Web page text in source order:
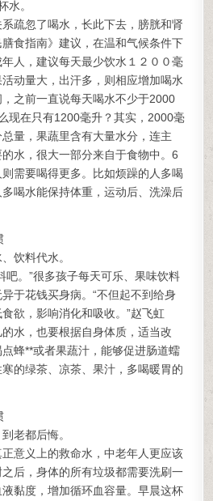
水。
系疏忽了喝水，长此下去，膀胱和肾
食指南》建议，在温和气候条件下
人，建议每天最少饮水１２００毫
动量大，出汗多，则相应增加喝水
之前一直说每天喝水不少于2000
现在只有1200毫升？其实，2000毫
量，果蔬里含有大量水分，连主
水，很大一部分来自于食物中。6
需要喝得更多。比如烦躁的人多喝
喝水能保持体重，运动后、洗澡后
饮料代水。
吧。”很多孩子每天可乐、果味饮料
于花钱买身病。“不但起不到给身
欲，影响消化和吸收。”赵飞虹
水，也要根据自身体质，适当改
蜂**或者果蔬汁，能够促进肠道蠕
的绿茶、凉茶、果汁，多喝暖胃的
老都后悔。
意义上的救命水，中老年人更应该
后，身体的所有垃圾都需要洗刷一
黏度，增加循环血容量。早晨这杯